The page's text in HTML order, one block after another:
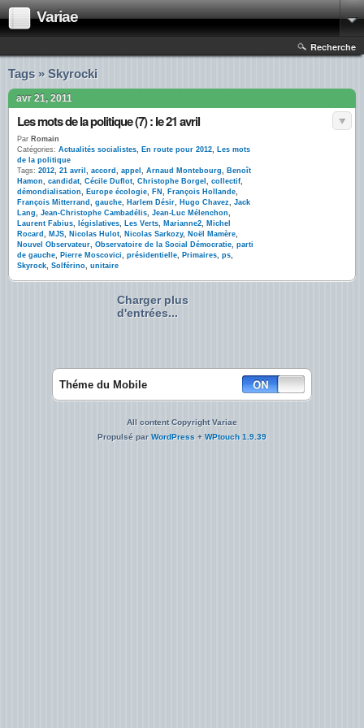
Variae
Recherche
Tags » Skyrocki
avr 21, 2011
Les mots de la politique (7) : le 21 avril
Par Romain
Catégories: Actualités socialistes, En route pour 2012, Les mots
de la politique
Tags: 2012, 21 avril , accord , appel , Arnaud Montebourg, Benoît
Hamon, candidat, Cécile Duflot, Christophe Borgel , collectif,
démondialisation, Europe écologie, FN , François Hollande,
François Mitterrand , gauche, Harlem Désir, Hugo Chavez, Jack
Lang, Jean-Christophe Cambadélis, Jean-Luc Mélenchon,
Laurent Fabius, législatives, Les Verts, Marianne2, Michel
Rocard , MJS, Nicolas Hulot, Nicolas Sarkozy, Noël Mamère,
Nouvel Observateur, Observatoire de la Social Démocratie, parti
de gauche, Pierre Moscovici, présidentielle, Primaires, ps,
Skyrock, Solférino, unitaire
Charger plus
d'entrées...
Théme du Mobile
All content Copyright Variae
Propulsé parWordPress + WPtouch 1.9.39